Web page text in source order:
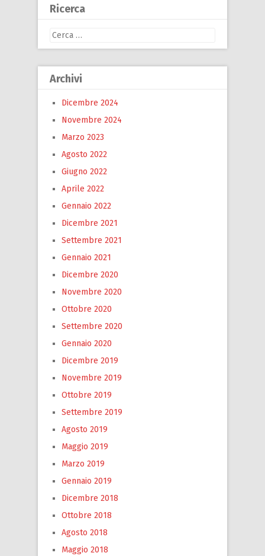
Ricerca
Ricerca
Archivi
Dicembre 2024
Novembre 2024
Marzo 2023
Agosto 2022
Giugno 2022
Aprile 2022
Gennaio 2022
Dicembre 2021
Settembre 2021
Gennaio 2021
Dicembre 2020
Novembre 2020
Ottobre 2020
Settembre 2020
Gennaio 2020
Dicembre 2019
Novembre 2019
Ottobre 2019
Settembre 2019
Agosto 2019
Maggio 2019
Marzo 2019
Gennaio 2019
Dicembre 2018
Ottobre 2018
Agosto 2018
Maggio 2018